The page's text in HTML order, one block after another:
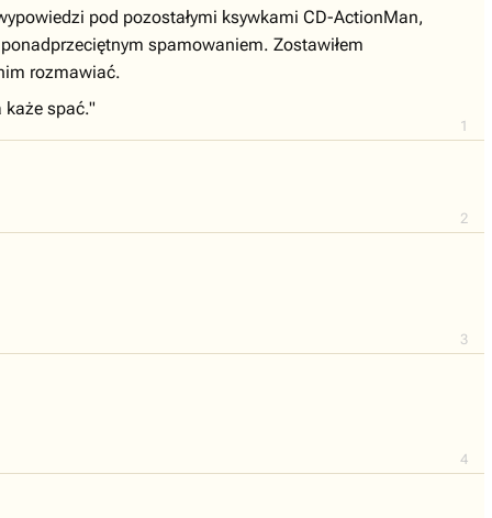
1
pod pozostałymi ksywkami CD-ActionMan,
spamowaniem. Zostawiłem
rozmawiać.
każe spać."
2
3
4